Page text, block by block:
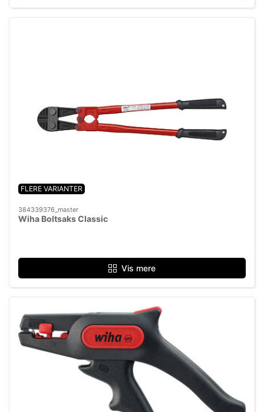
FLERE VARIANTER
384339376_master
Wiha Boltsaks Classic
Vis mere